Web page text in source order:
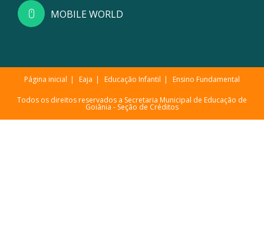
MOBILE WORLD
Página inicial Eaja Educação Infantil Ensino Fundamental
Todos os direitos reservados a Secretaria Municipal de Educação de
Goiânia - Seção de Créditos